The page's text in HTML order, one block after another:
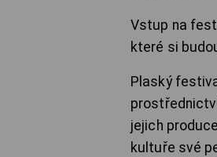
Vstup na
které si
Plaský
jejich
kultuře své